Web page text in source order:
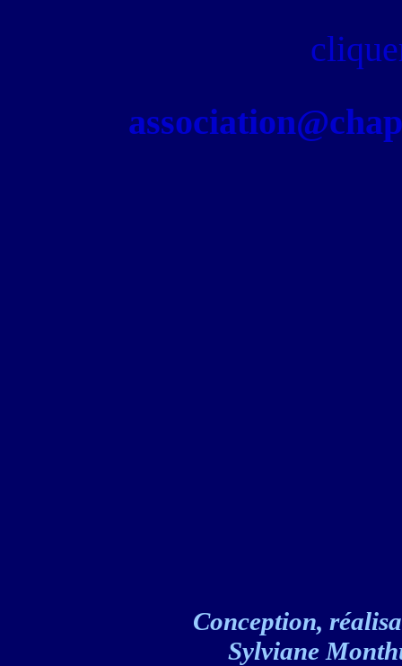
Conception,
Sylviane